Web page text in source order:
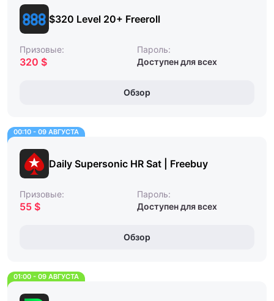
$320 Level 20+ Freeroll
Призовые:
320 $
Пароль:
Доступен для всех
Обзор
00:10 - 09 АВГУСТА
Daily Supersonic HR Sat | Freebuy
Призовые:
55 $
Пароль:
Доступен для всех
Обзор
01:00 - 09 АВГУСТА